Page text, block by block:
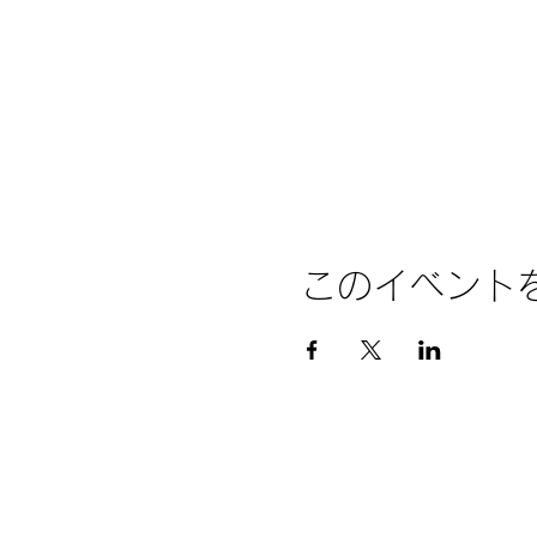
このイベント